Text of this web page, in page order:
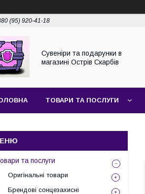
(95) 920-41-18
Сувеніри та подарунки в
магазині Острів Скарбів
ТОВАРИ ТА ПОСЛУГИ
та послуги
Оригінальні товари
Брендові сонцезахисні